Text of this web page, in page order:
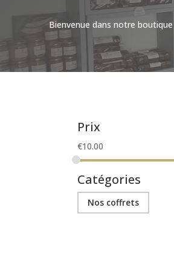
Bienvenue dans notre
Prix
€10.00
Catégories
Nos coffrets